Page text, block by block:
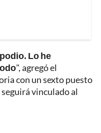
Lo he
", agregó el
con un sexto puesto
vinculado al